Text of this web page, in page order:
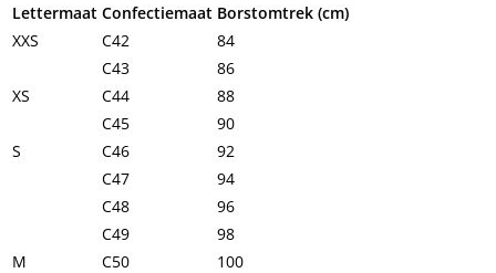
Lettermaat Confectiemaat Borstomtrek (cm)
XXS
C42
84
C43
86
XS
C44
88
C45
90
S
C46
92
C47
94
C48
96
C49
98
M
C50
100